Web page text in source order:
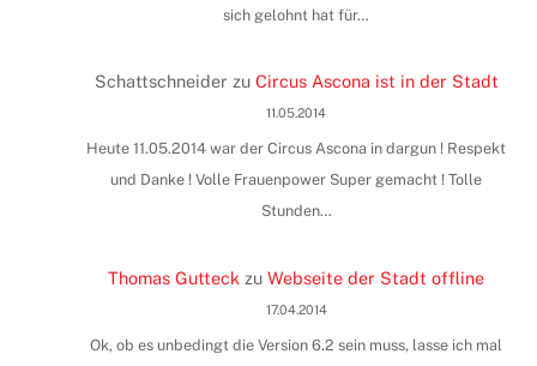
sich gelohnt hat für…
Schattschneider zu Circus Ascona ist in der Stadt
11.05.2014
Heute 11.05.2014 war der Circus Ascona in dargun ! Respekt
und Danke ! Volle Frauenpower Super gemacht ! Tolle
Stunden…
Thomas Gutteck zuWebseite der Stadt offline
17.04.2014
Ok, ob es unbedingt die Version 6.2 sein muss, lasse ich mal